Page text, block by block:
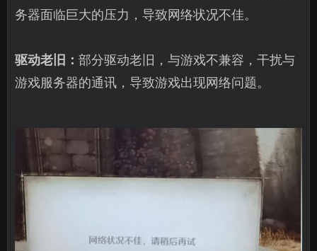
务器面临巨大的压力，导致网络状况不佳。
驱动老旧： 部分驱动老旧，与游戏不兼容，干扰与
游戏服务器的通讯，导致游戏出现网络问题。